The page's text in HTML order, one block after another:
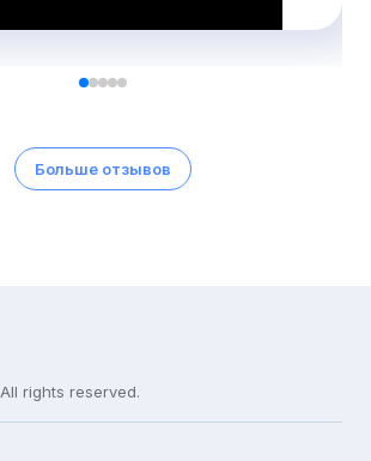
Больше отзывов
rights reserved.